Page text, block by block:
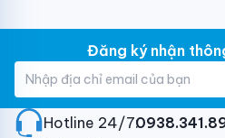
NÚT XOAY ĐIỀU CHỈNH NHIỆT
Cho phép tùy chỉnh nhiệt độ
cầu sử dụng. Luôn luôn duy trì
Đăng ký nhận
Hotline 24/7: